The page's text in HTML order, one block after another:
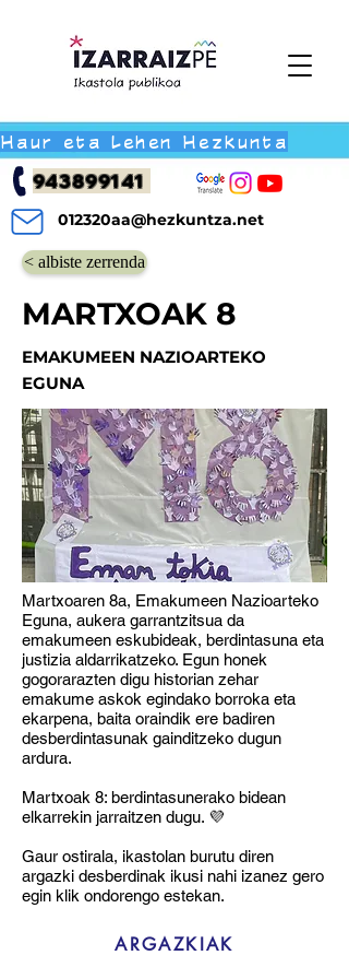
Haur eta Lehen Hezkunta
943899141
012320aa@hezkuntza.net
< albiste zerrenda
MARTXOAK 8
EMAKUMEEN NAZIOARTEKO
EGUNA
Martxoaren 8a, Emakumeen Nazioarteko
Eguna, aukera garrantzitsua da
emakumeen eskubideak, berdintasuna eta
justizia aldarrikatzeko. Egun honek
gogorarazten digu historian zehar
emakume askok egindako borroka eta
ekarpena, baita oraindik ere badiren
desberdintasunak gainditzeko dugun
ardura.
Martxoak 8: berdintasunerako bidean
elkarrekin jarraitzen dugu. 💜
Gaur ostirala, ikastolan burutu diren
argazki desberdinak ikusi nahi izanez gero
egin klik ondorengo estekan.
ARGAZKIAK